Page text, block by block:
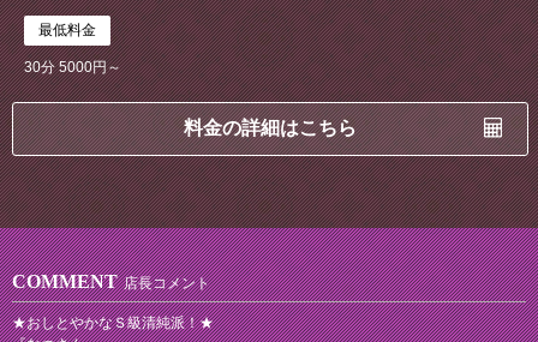
最低料金
30分 5000円～
料金の詳細はこちら
COMMENT 店長コメント
★おしとやかなＳ級清純派！★